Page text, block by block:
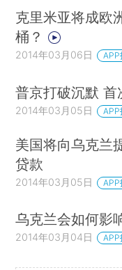
克里米亚将成欧
桶？
2014年03月06日 APP
普京打破沉默
2014年03月05日 APP
美国将向乌克兰
贷款
2014年03月05日 APP
乌克兰会如何影
2014年03月04日 APP